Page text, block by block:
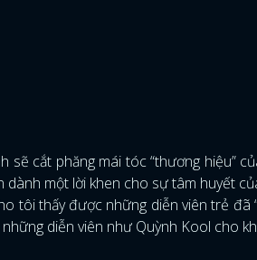
sẽ cắt phăng mái tóc “thương hiệu”
một lời khen cho sự tâm huyết
tôi thấy được những diễn viên trẻ đã
diễn viên như Quỳnh Kool cho